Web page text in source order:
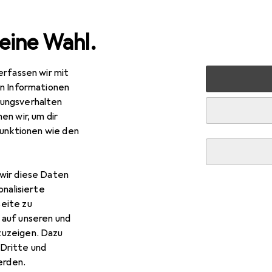
Wahl.
wir mit
Informationen
wir, um dir
wie den
diese Daten
zu
unseren und
Dazu
und
Möbel